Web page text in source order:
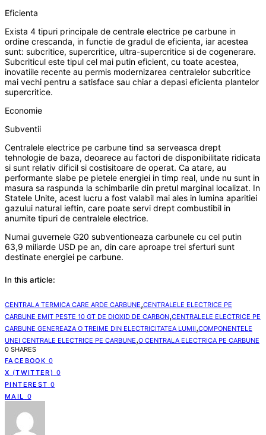
Eficienta
Exista 4 tipuri principale de centrale electrice pe carbune in
ordine crescanda, in functie de gradul de eficienta, iar acestea
sunt: subcritice, supercritice, ultra-supercritice si de cogenerare.
Subcriticul este tipul cel mai putin eficient, cu toate acestea,
inovatiile recente au permis modernizarea centralelor subcritice
mai vechi pentru a satisface sau chiar a depasi eficienta plantelor
supercritice.
Economie
Subventii
Centralele electrice pe carbune tind sa serveasca drept
tehnologie de baza, deoarece au factori de disponibilitate ridicata
si sunt relativ dificil si costisitoare de operat. Ca atare, au
performante slabe pe pietele energiei in timp real, unde nu sunt in
masura sa raspunda la schimbarile din pretul marginal localizat. In
Statele Unite, acest lucru a fost valabil mai ales in lumina aparitiei
gazului natural ieftin, care poate servi drept combustibil in
anumite tipuri de centralele electrice.
Numai guvernele G20 subventioneaza carbunele cu cel putin
63,9 miliarde USD pe an, din care aproape trei sferturi sunt
destinate energiei pe carbune.
In this article:
CENTRALA TERMICA CARE ARDE CARBUNE,CENTRALELE ELECTRICE PE
CARBUNE EMIT PESTE 10 GT DE DIOXID DE CARBON,CENTRALELE ELECTRICE PE
CARBUNE GENEREAZA O TREIME DIN ELECTRICITATEA LUMII,COMPONENTELE
UNEI CENTRALE ELECTRICE PE CARBUNE,O CENTRALA ELECTRICA PE CARBUNE
0 SHARES
FACEBOOK 0
X (TWITTER) 0
PINTEREST 0
MAIL 0